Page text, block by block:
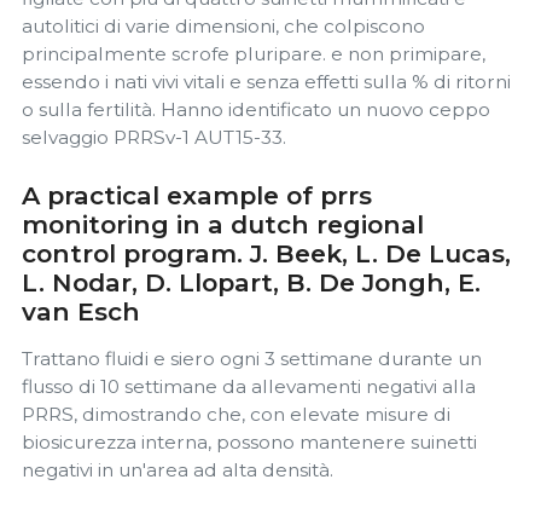
autolitici di varie dimensioni, che colpiscono
principalmente scrofe pluripare. e non primipare,
essendo i nati vivi vitali e senza effetti sulla % di ritorni
o sulla fertilità. Hanno identificato un nuovo ceppo
selvaggio PRRSv-1 AUT15-33.
A practical example of prrs
monitoring in a dutch regional
control program. J. Beek, L. De Lucas,
L. Nodar, D. Llopart, B. De Jongh, E.
van Esch
Trattano fluidi e siero ogni 3 settimane durante un
flusso di 10 settimane da allevamenti negativi alla
PRRS, dimostrando che, con elevate misure di
biosicurezza interna, possono mantenere suinetti
negativi in ​​un'area ad alta densità.